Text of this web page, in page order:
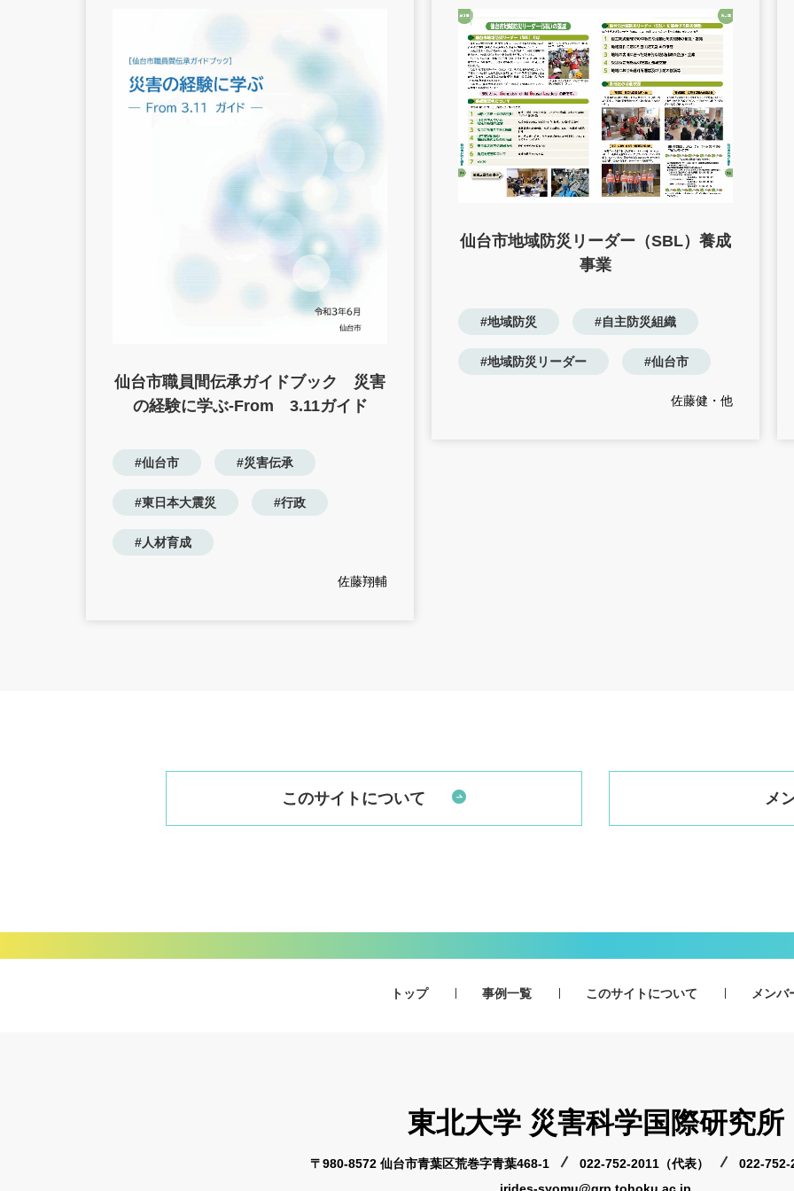
仙台市職員間伝承ガイドブック 災害
の経験に学ぶ-From 3.11ガイド
#仙台市 #災害伝承
#東日本大震災 #行政
#人材育成
佐藤翔輔
仙台市地域防災リーダー（SBL）養成
事業
#地域防災 #自主防災組織
#地域防災リーダー #仙台市
佐藤健・他
このサイトについて メ
トップ 事例一覧 このサイトについて メンバ
東北大学 災害科学国際研究所
〒980-8572 仙台市青葉区荒巻字青葉468-1 022-752-2011（代表）
022-752-